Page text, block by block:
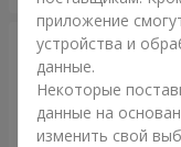
приложение
устройства и
данные.
Некоторые
данные на
изменить свой